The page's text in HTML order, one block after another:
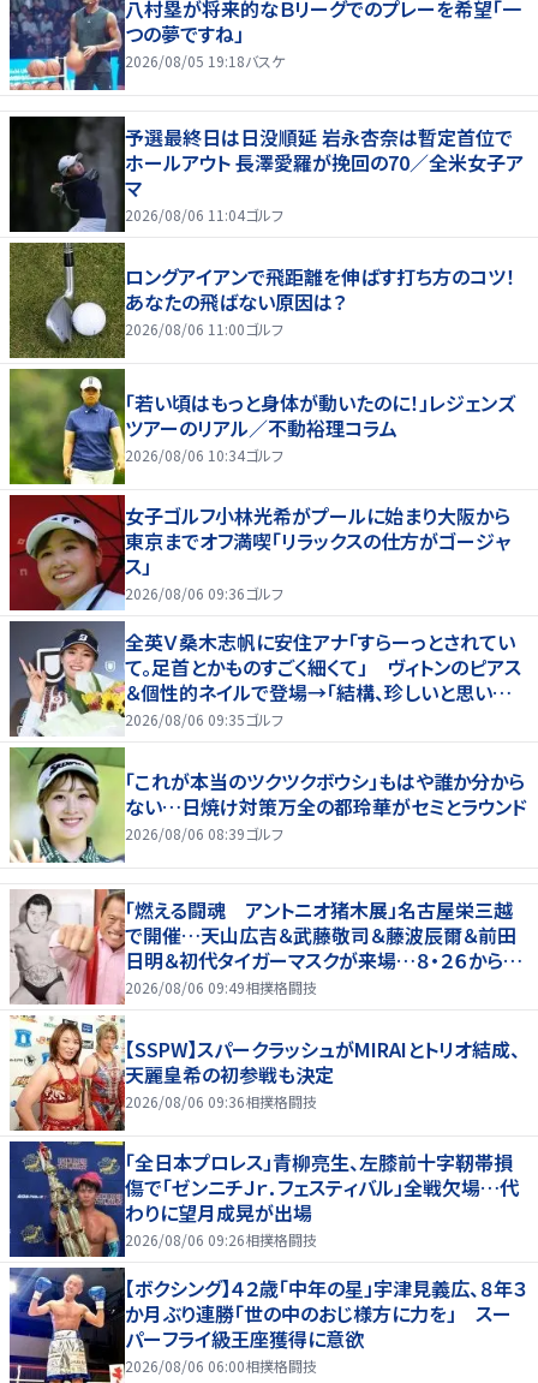
八村塁が将来的なＢリーグでのプレーを希望「一
つの夢ですね」
2026/08/05 19:18バスケ
予選最終日は日没順延 岩永杏奈は暫定首位で
ホールアウト 長澤愛羅が挽回の70／全米女子ア
マ
2026/08/06 11:04ゴルフ
ロングアイアンで飛距離を伸ばす打ち方のコツ！
あなたの飛ばない原因は？
2026/08/06 11:00ゴルフ
「若い頃はもっと身体が動いたのに！」レジェンズ
ツアーのリアル／不動裕理コラム
2026/08/06 10:34ゴルフ
女子ゴルフ小林光希がプールに始まり大阪から
東京までオフ満喫「リラックスの仕方がゴージャ
ス」
2026/08/06 09:36ゴルフ
全英Ｖ桑木志帆に安住アナ「すらーっとされてい
て。足首とかものすごく細くて」 ヴィトンのピアス
＆個性的ネイルで登場→「結構、珍しいと思いま
す」
2026/08/06 09:35ゴルフ
「これが本当のツクツクボウシ」もはや誰か分から
ない…日焼け対策万全の都玲華がセミとラウンド
2026/08/06 08:39ゴルフ
「燃える闘魂 アントニオ猪木展」名古屋栄三越
で開催…天山広吉＆武藤敬司＆藤波辰爾＆前田
日明＆初代タイガーマスクが来場…８・２６から９・
７まで
2026/08/06 09:49相撲格闘技
【SSPW】スパークラッシュがMIRAIとトリオ結成、
天麗皇希の初参戦も決定
2026/08/06 09:36相撲格闘技
「全日本プロレス」青柳亮生、左膝前十字靭帯損
傷で「ゼンニチＪｒ．フェスティバル」全戦欠場…代
わりに望月成晃が出場
2026/08/06 09:26相撲格闘技
【ボクシング】４２歳「中年の星」宇津見義広、８年３
か月ぶり連勝「世の中のおじ様方に力を」 スー
パーフライ級王座獲得に意欲
2026/08/06 06:00相撲格闘技